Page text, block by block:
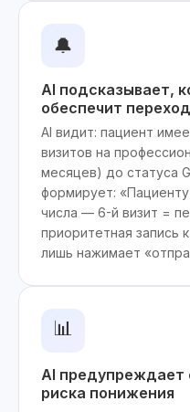
🔔
AI подсказывает,
обеспечит
AI видит: пациент
визитов на
месяцев) до статуса
формирует: «Пациенту
числа — 6-й визит =
приоритетная запись
лишь нажимает
📊
AI предупреждает
риска понижения